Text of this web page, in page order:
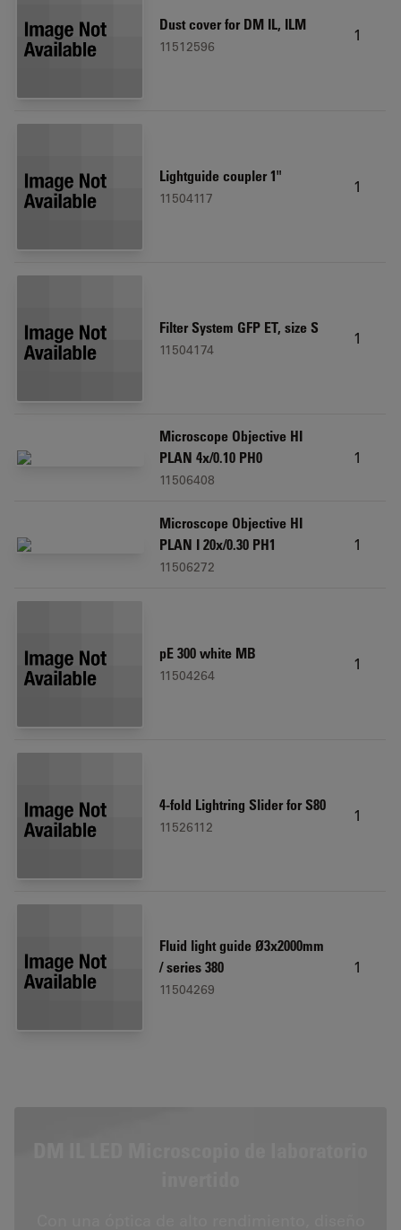
Dust cover for DM IL, ILM
11512596
1
Lightguide coupler 1"
11504117
1
Filter System GFP ET, size S
11504174
1
Microscope Objective HI
PLAN 4x/0.10 PH0
11506408
1
Microscope Objective HI
PLAN I 20x/0.30 PH1
11506272
1
pE 300 white MB
11504264
1
4-fold Lightring Slider for S80
11526112
1
Fluid light guide Ø3x2000mm
/ series 380
11504269
1